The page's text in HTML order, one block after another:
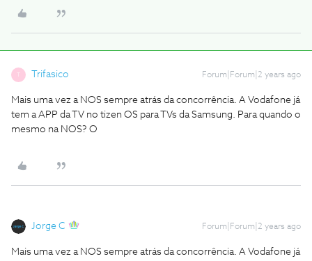
Trifasico Forum|Forum|2 years ago
Mais uma vez a NOS sempre atrás da concorrência. A Vodafone já
tem a APP da TV no tizen OS para TVs da Samsung. Para quando o
mesmo na NOS? O
Jorge C Forum|Forum|2 years ago
Mais uma vez a NOS sempre atrás da concorrência. A Vodafone já